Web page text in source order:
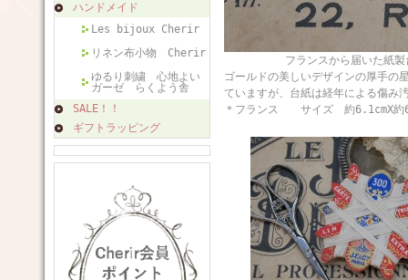
ハンドメイド
Les bijoux Cherir
リネン布小物 Cherir
ゆるり刺繍 心地よい
ガーゼ らくよう舎
SALE！！
ギフトラッピング
フランスから届いた紙製台紙
ゴールドの美しいデザインの厚手の
ていますが、台紙は経年による傷
＊フランス サイズ 約6.1cmX約